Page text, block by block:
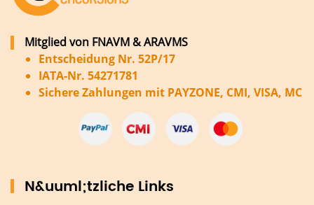
Mitglied von FNAVM & ARAVMS
Entscheidung Nr. 52P/17
IATA-Nr. 54271781
Sichere Zahlungen mit PAYZONE, CMI, VISA, MC
N&uuml;tzliche Links